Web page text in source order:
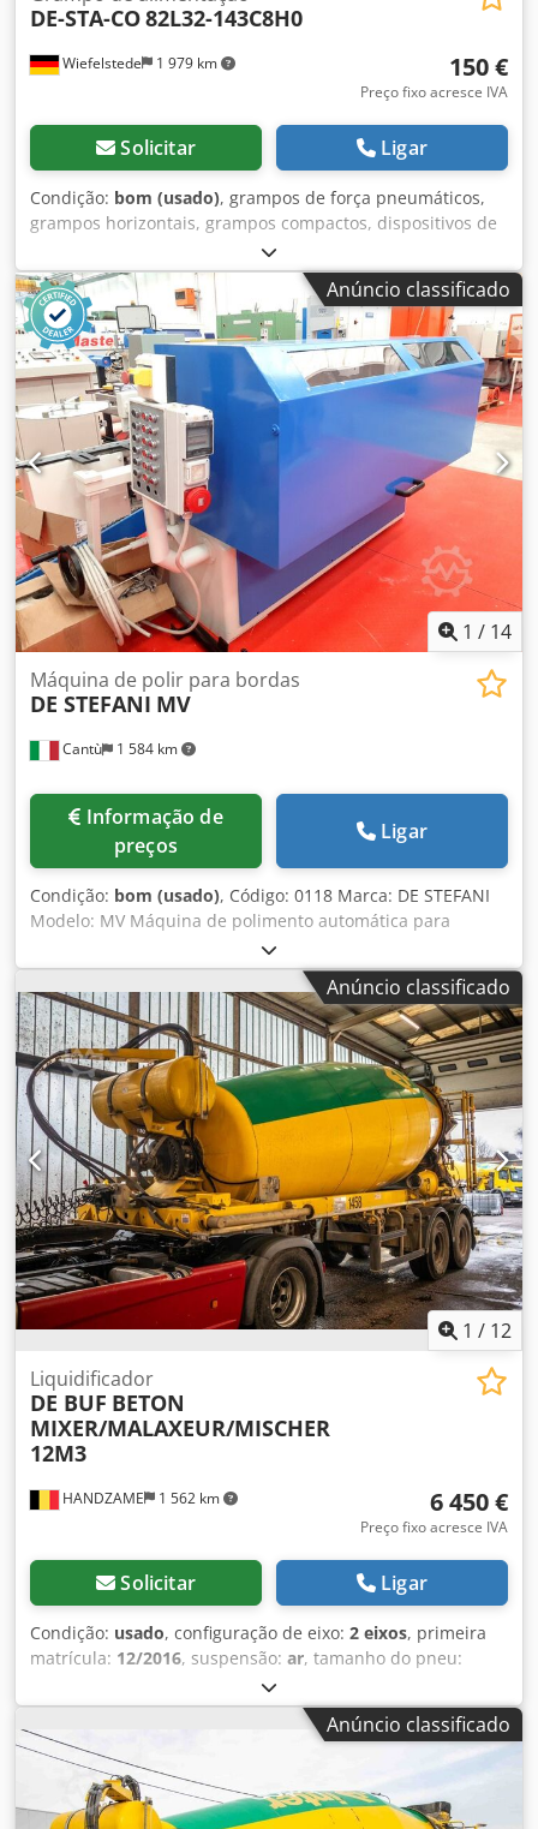
Wiefelstede 1 979 km
DE-STA-CO82L32-143C8H0
150 €
Preço fixo acresce IVA
Solicitar Ligar
Condição: bom (usado), grampos de força pneumáticos,
grampos horizontais, grampos compactos, dispositivos de
fixação, grampos de força pneumáticos -Tipo: 82L32-
143C8H0 -Quantidade: 4 unidades disponíveis -Preço: por
unidade Dsdpfx Ajb A H E Iji Rokr -Peso: 2,1 kg/unidade
Anúncio classificado
1 / 14
Cantù 1 584 km
Máquina de polir para bordas
DE STEFANI MV
preços
Ligar
Condição: bom (usado), Código: 0118 Marca: DE STEFANI
Modelo: MV Máquina de polimento automática para
bordas, para polimento de poliéster, poliuretano e outras
tintas Características: Sistema de acionamento por esteira
com patins emborrachados Prensador superior manual
com rodas emborrachadas Barra de suporte ajustável para
peças largas Composição: 1° Grupo - Nº 2 escovas
ajustáveis - Motor 4 HP 2° Grupo - Nº 1 escova - Motor 2 HP
Altura da superfície de trabalho: mm 870 Velocidade de
avanço: 5 a 25 m/min Dkodpfx Aewiv Dkoi Rjr Comprimento
de trabalho: mín. mm 150 Altura de trabalho: mín./máx.
mm 10/100 Largura de trabalho: mín. 50 Cabine de
proteção Gabinete elétrico Dimensões totais: mm 2700 x
1000 x 1250 h Peso: kg 1500
Anúncio classificado
1 / 12
HANDZAME 1 562 km
Liquidificador
DE BUF BETON
MIXER/MALAXEUR/MISCHER
12M3
6 450 €
Preço fixo acresce IVA
Solicitar Ligar
Condição: usado, configuração de eixo: 2 eixos, primeira
matrícula: 12/2016, suspensão: ar, tamanho do pneu:
, distância entre eixos:
fabrico:2016, Material utilizável: Betão Dimensão dos
pneus: 425/65R22,5 Suspensão: Pneumática Tração: Rodas
Peso vazio: 7.720 kg Dodpfx Ajuc Dcdji Rskr Carga útil:
28.280 kg Peso bruto admissível: 36.000 kg Marca da
carroçaria: DE BUF
Anúncio classificado